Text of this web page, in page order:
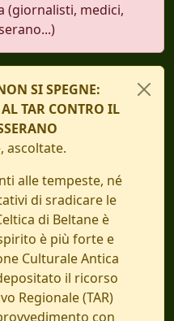
(giornalisti, medici,
SI SPEGNE:
TAR CONTRO IL
ascoltate.
alle tempeste, né
di sradicare le
di Beltane è
è più forte e
Culturale Antica
il ricorso
Regionale (TAR)
con